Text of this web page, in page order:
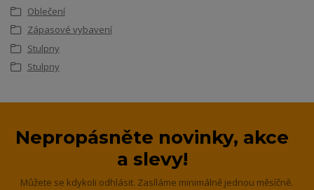
Oblečení
Zápasové vybavení
Stulpny
Stulpny
Nepropásněte novinky, akce
a slevy!
Můžete se kdykoli odhlásit. Zasíláme minimálně jednou měsíčně.